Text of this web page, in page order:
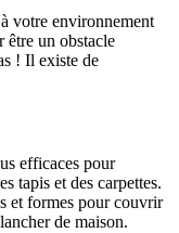
votre environnement
être un obstacle
! Il existe de
efficaces pour
tapis et des carpettes.
et formes pour couvrir
de maison.